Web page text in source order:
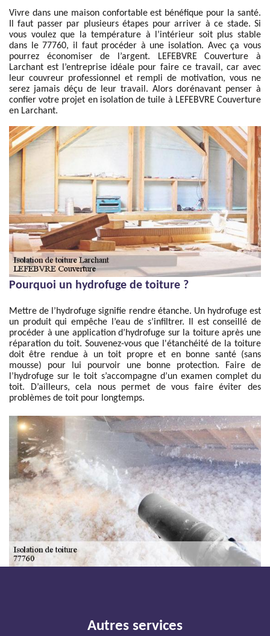
Vivre dans une maison confortable est bénéfique pour la santé.
Il faut passer par plusieurs étapes pour arriver à ce stade. Si
vous voulez que la température à l’intérieur soit plus stable
dans le 77760, il faut procéder à une isolation. Avec ça vous
pourrez économiser de l’argent. LEFEBVRE Couverture à
Larchant est l’entreprise idéale pour faire ce travail, car avec
leur couvreur professionnel et rempli de motivation, vous ne
serez jamais déçu de leur travail. Alors dorénavant penser à
confier votre projet en isolation de tuile à LEFEBVRE Couverture
en Larchant.
Pourquoi un hydrofuge de toiture ?
Mettre de l’hydrofuge signifie rendre étanche. Un hydrofuge est
un produit qui empêche l’eau de s’infiltrer. Il est conseillé de
procéder à une application d’hydrofuge sur la toiture après une
réparation du toit. Souvenez-vous que l'étanchéité de la toiture
doit être rendue à un toit propre et en bonne santé (sans
mousse) pour lui pourvoir une bonne protection. Faire de
l’hydrofuge sur le toit s’accompagne d’un examen complet du
toit. D’ailleurs, cela nous permet de vous faire éviter des
problèmes de toit pour longtemps.
Autres services